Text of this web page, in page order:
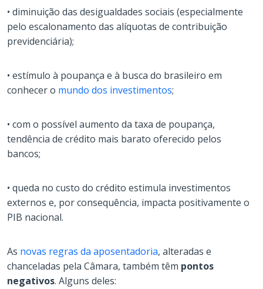
• diminuição das desigualdades sociais (especialmente
pelo escalonamento das alíquotas de contribuição
previdenciária);
• estímulo à poupança e à busca do brasileiro em
conhecer o mundo dos investimentos;
• com o possível aumento da taxa de poupança,
tendência de crédito mais barato oferecido pelos
bancos;
• queda no custo do crédito estimula investimentos
externos e, por consequência, impacta positivamente o
PIB nacional.
As novas regras da aposentadoria, alteradas e
chanceladas pela Câmara, também têm pontos
negativos. Alguns deles: